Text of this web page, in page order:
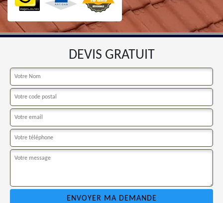
DEVIS GRATUIT